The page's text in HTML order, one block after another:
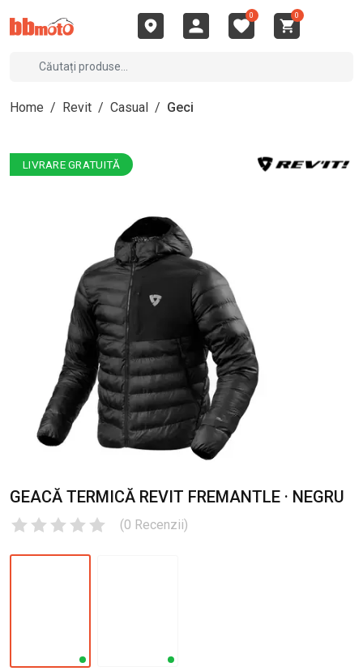
0 0
Home / Revit / Casual / Geci
LIVRARE GRATUITĂ
GEACĂ TERMICĂ REVIT FREMANTLE · NEGRU
(0 Recenzii)